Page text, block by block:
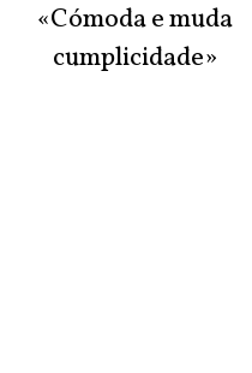
«Cómoda e muda
cumplicidade»